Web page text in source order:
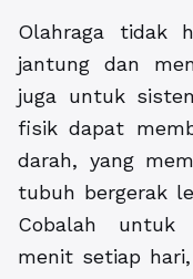
Olahraga tidak
jantung dan
juga untuk
fisik dapat
darah, yang
tubuh bergerak
Cobalah untuk
menit setiap